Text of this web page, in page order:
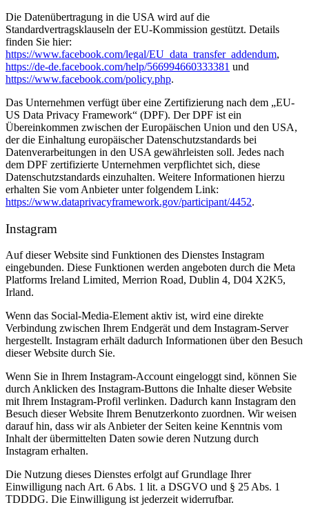
Die Datenübertragung in die USA wird auf die
Standardvertragsklauseln der EU-Kommission gestützt. Details
finden Sie hier:
https://www.facebook.com/legal/EU_data_transfer_addendum,
https://de-de.facebook.com/help/566994660333381 und
https://www.facebook.com/policy.php.
Das Unternehmen verfügt über eine Zertifizierung nach dem „EU-
US Data Privacy Framework“ (DPF). Der DPF ist ein
Übereinkommen zwischen der Europäischen Union und den USA,
der die Einhaltung europäischer Datenschutzstandards bei
Datenverarbeitungen in den USA gewährleisten soll. Jedes nach
dem DPF zertifizierte Unternehmen verpflichtet sich, diese
Datenschutzstandards einzuhalten. Weitere Informationen hierzu
erhalten Sie vom Anbieter unter folgendem Link:
https://www.dataprivacyframework.gov/participant/4452.
Instagram
Auf dieser Website sind Funktionen des Dienstes Instagram
eingebunden. Diese Funktionen werden angeboten durch die Meta
Platforms Ireland Limited, Merrion Road, Dublin 4, D04 X2K5,
Irland.
Wenn das Social-Media-Element aktiv ist, wird eine direkte
Verbindung zwischen Ihrem Endgerät und dem Instagram-Server
hergestellt. Instagram erhält dadurch Informationen über den Besuch
dieser Website durch Sie.
Wenn Sie in Ihrem Instagram-Account eingeloggt sind, können Sie
durch Anklicken des Instagram-Buttons die Inhalte dieser Website
mit Ihrem Instagram-Profil verlinken. Dadurch kann Instagram den
Besuch dieser Website Ihrem Benutzerkonto zuordnen. Wir weisen
darauf hin, dass wir als Anbieter der Seiten keine Kenntnis vom
Inhalt der übermittelten Daten sowie deren Nutzung durch
Instagram erhalten.
Die Nutzung dieses Dienstes erfolgt auf Grundlage Ihrer
Einwilligung nach Art. 6 Abs. 1 lit. a DSGVO und § 25 Abs. 1
TDDDG. Die Einwilligung ist jederzeit widerrufbar.